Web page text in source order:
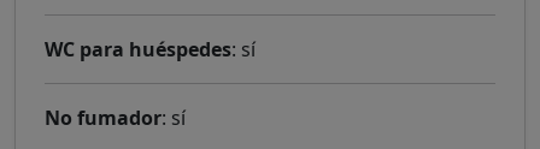
WC para huéspedes: sí
No fumador: sí